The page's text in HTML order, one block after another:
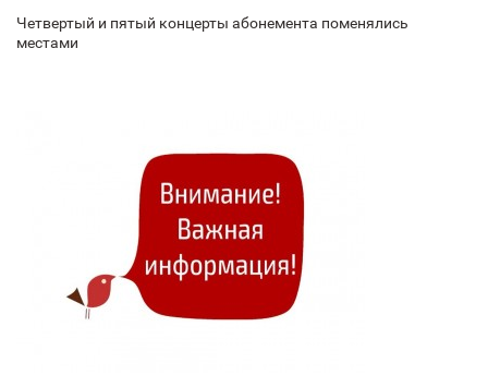
Четвертый и пятый концерты абонемента поменялись
местами